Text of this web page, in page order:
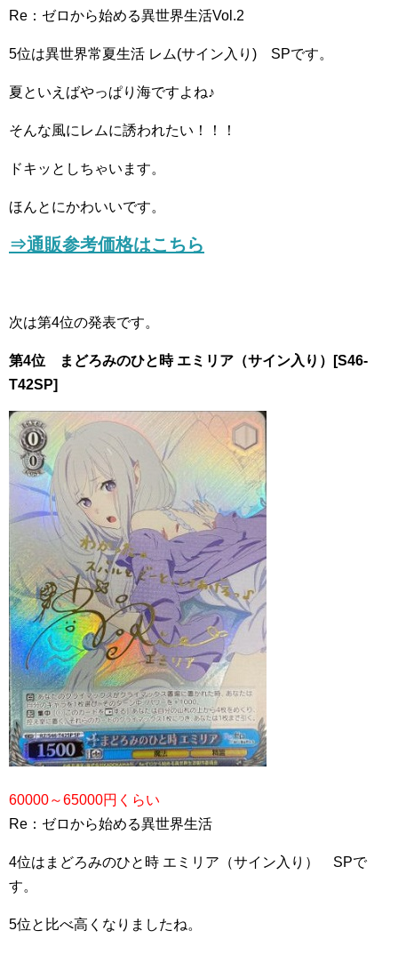
Re：ゼロから始める異世界生活Vol.2
5位は異世界常夏生活 レム(サイン入り) SPです。
夏といえばやっぱり海ですよね♪
そんな風にレムに誘われたい！！！
ドキッとしちゃいます。
ほんとにかわいいです。
⇒通販参考価格はこちら
次は第4位の発表です。
第4位 まどろみのひと時 エミリア（サイン入り）[S46-
T42SP]
60000～65000円くらい
Re：ゼロから始める異世界生活
4位はまどろみのひと時 エミリア（サイン入り） SPで
す。
5位と比べ高くなりましたね。